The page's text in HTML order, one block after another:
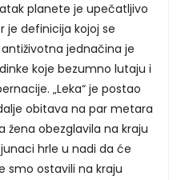
planete je upečatljivo
je definicija kojoj se
jednačina je
koje bezumno lutaju i
„Leka“ je postao
obitava na par metara
žena obezglavila na kraju
hrle u nadi da će
smo ostavili na kraju